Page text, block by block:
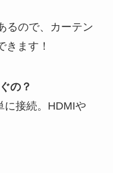
るので、カーテン
きます！
の？
接続。HDMIや